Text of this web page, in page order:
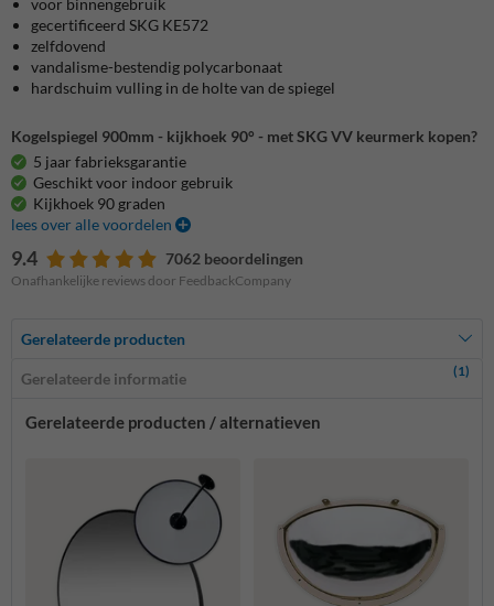
gecertificeerd SKG KE572
zelfdovend
vandalisme-bestendig polycarbonaat
hardschuim vulling in de holte van de spiegel
Kogelspiegel 900mm - kijkhoek 90° - met SKG VV keurmerk kopen?
5 jaar fabrieksgarantie
Geschikt voor indoor gebruik
Kijkhoek 90 graden
lees over alle voordelen
9.4 7062 beoordelingen
Onafhankelijke reviews door FeedbackCompany
Gerelateerde producten
Gerelateerde informatie (1)
Gerelateerde producten / alternatieven